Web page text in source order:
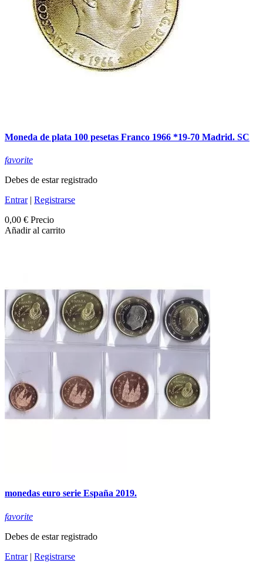
Moneda de plata 100 pesetas Franco 1966 *19-70 Madrid. SC
favorite
Debes de estar registrado
Entrar| Registrarse
0,00 € Precio
Añadir al carrito
monedas euro serie España 2019.
favorite
Debes de estar registrado
Entrar| Registrarse